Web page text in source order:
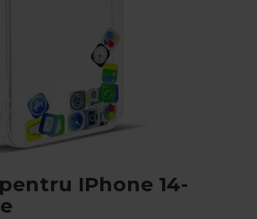
IPhone 14-